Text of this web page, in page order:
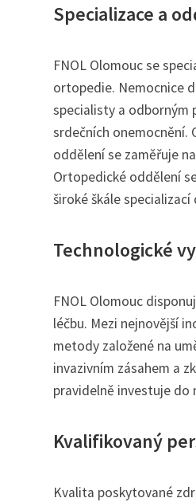
Specializace a
FNOL Olomouc se
ortopedie. Nemocnice
specialisty a odborným
srdečních onemocnění.
oddělení se zaměřuje
Ortopedické oddělení
široké škále
Technologické
FNOL Olomouc
léčbu. Mezi nejnovější
metody založené na
invazivním zásahem a
pravidelně investuje do
Kvalifikovaný
Kvalita poskytované